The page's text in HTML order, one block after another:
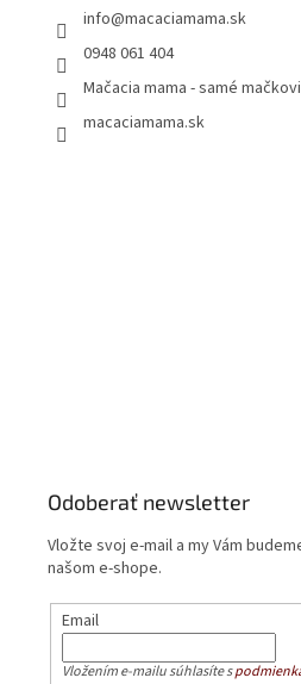
info@macaciamama.sk
0948 061 404
Mačacia mama - samé
macaciamama.sk
Odoberať newsletter
Vložte svoj e-mail a my Vám
našom e-shope.
Email
Vložením e-mailu súhlasíte s